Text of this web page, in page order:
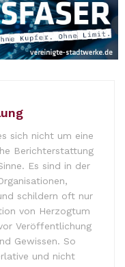
sich nicht um eine
Berichterstattung
Es sind in der
schildern oft nur
von Herzogtum
Veröffentlichung
Gewissen. So
und nicht